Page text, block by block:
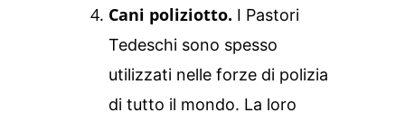
Cani poliziotto. I Pastori
Tedeschi sono spesso
utilizzati nelle forze di polizia
di tutto il mondo. La loro